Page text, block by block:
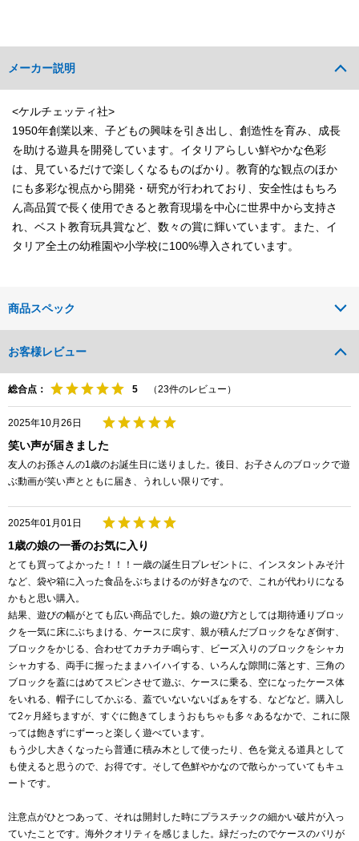
メーカー説明
<ケルチェッティ社>
1950年創業以来、子どもの興味を引き出し、創造性を育み、成長
を助ける遊具を開発しています。イタリアらしい鮮やかな色彩
は、見ているだけで楽しくなるものばかり。教育的な観点のほか
にも多彩な視点から開発・研究が行われており、安全性はもちろ
ん高品質で長く使用できると教育現場を中心に世界中から支持さ
れ、ベスト教育玩具賞など、数々の賞に輝いています。また、イ
タリア全土の幼稚園や小学校に100%導入されています。
商品スペック
お客様レビュー
総合点： （23件のレビュー）
2025年10月26日
笑い声が届きました
友人のお孫さんの1歳のお誕生日に送りました。後日、お子さんのブロックで遊
ぶ動画が笑い声とともに届き、うれしい限りです。
2025年01月01日
1歳の娘の一番のお気に入り
とても買ってよかった！！！一歳の誕生日プレゼントに、インスタントみそ汁
など、袋や箱に入った食品をぶちまけるのが好きなので、これが代わりになる
かもと思い購入。
結果、遊びの幅がとても広い商品でした。娘の遊び方としては期待通りブロッ
クを一気に床にぶちまける、ケースに戻す、親が積んだブロックをなぎ倒す、
ブロックをかじる、合わせてカチカチ鳴らす、ビーズ入りのブロックをシャカ
シャカする、両手に握ったままハイハイする、いろんな隙間に落とす、三角の
ブロックを蓋にはめてスピンさせて遊ぶ、ケースに乗る、空になったケース体
をいれる、帽子にしてかぶる、蓋でいないないばぁをする、などなど。購入し
て2ヶ月経ちますが、すぐに飽きてしまうおもちゃも多々あるなかで、これに限
っては飽きずにずーっと楽しく遊べています。
もう少し大きくなったら普通に積み木として使ったり、色を覚える道具として
も使えると思うので、お得です。そして色鮮やかなので散らかっていてもキュ
ートです。
注意点がひとつあって、それは開封した時にプラスチックの細かい破片が入っ
ていたことです。海外クオリティを感じました。緑だったのでケースのバリが